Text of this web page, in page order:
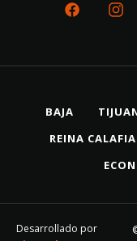
BAJA
REINA CALAFIA
Desarrollado por